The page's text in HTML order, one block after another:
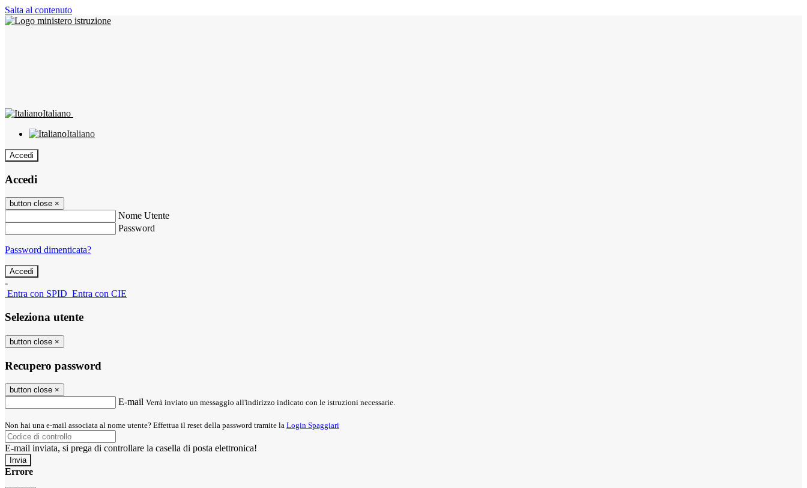
Salta al contenuto
Italiano
Italiano
Accedi
Accedi
button close ×
Nome Utente
Password
Password dimenticata?
-
Entra con SPID Entra con CIE
Seleziona utente
button close ×
Recupero password
button close ×
E-mail Verrà inviato un messaggio all'indirizzo indicato con le istruzioni necessarie.
Non hai una e-mail associata al nome utente? Effettua il reset della password tramite la Login Spaggiari
E-mail inviata, si prega di controllare la casella di posta elettronica!
Errore